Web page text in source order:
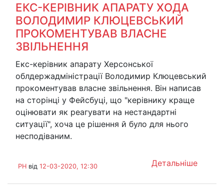
ЕКС-КЕРІВНИК АПАРАТУ ХОДА
ВОЛОДИМИР КЛЮЦЕВСЬКИЙ
ПРОКОМЕНТУВАВ ВЛАСНЕ
ЗВІЛЬНЕННЯ
Екс-керівник апарату Херсонської
облдержадміністрації Володимир Клюцевський
прокоментував власне звільнення. Він написав
на сторінці у Фейсбуці, що "керівнику краще
оцінювати як реагувати на нестандартні
ситуації", хоча це рішення й було для нього
несподіваним.
Детальніше
PH від 12-03-2020, 12:30